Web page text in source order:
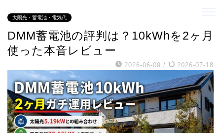
太陽光・蓄電池・電気代
DMM蓄電池の評判は？10kWhを2ヶ月
使った本音レビュー
2026-06-09 / 2026-07-18